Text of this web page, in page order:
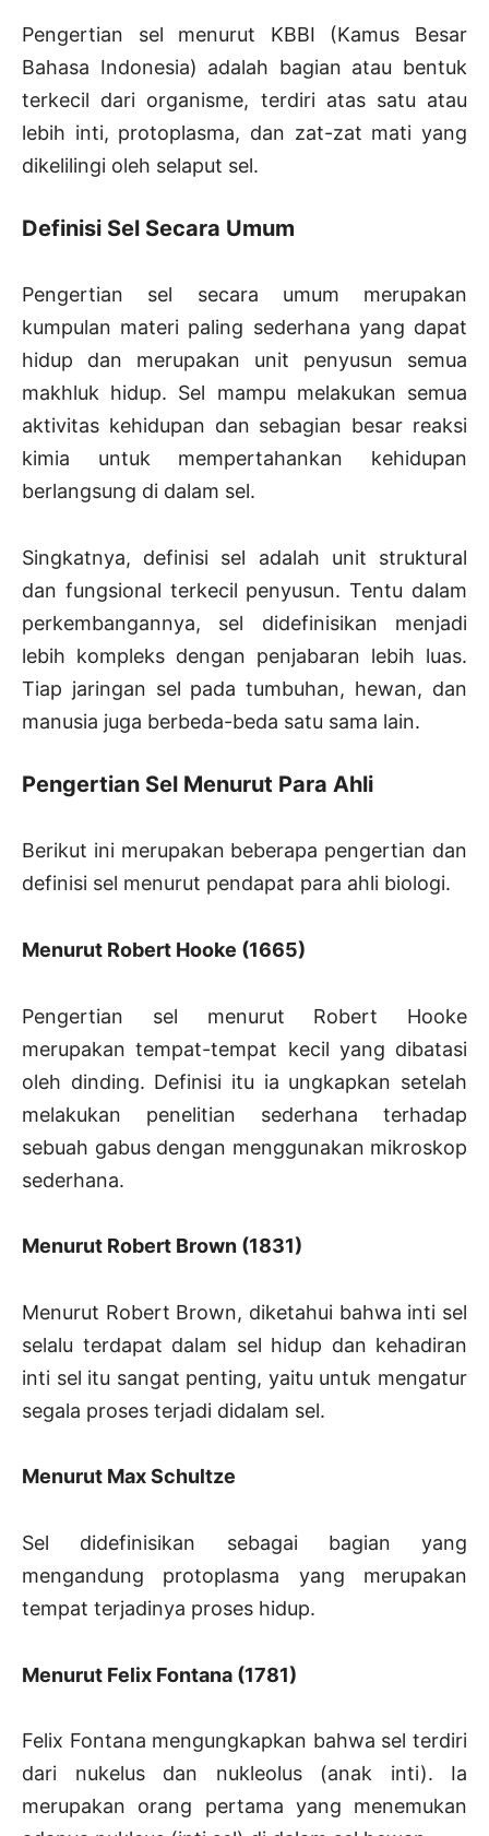
Pengertian sel menurut KBBI (Kamus Besar
Bahasa Indonesia) adalah bagian atau bentuk
terkecil dari organisme, terdiri atas satu atau
lebih inti, protoplasma, dan zat-zat mati yang
dikelilingi oleh selaput sel.
Definisi Sel Secara Umum
Pengertian sel secara umum merupakan
kumpulan materi paling sederhana yang dapat
hidup dan merupakan unit penyusun semua
makhluk hidup. Sel mampu melakukan semua
aktivitas kehidupan dan sebagian besar reaksi
kimia untuk mempertahankan kehidupan
berlangsung di dalam sel.
Singkatnya, definisi sel adalah unit struktural
dan fungsional terkecil penyusun. Tentu dalam
perkembangannya, sel didefinisikan menjadi
lebih kompleks dengan penjabaran lebih luas.
Tiap jaringan sel pada tumbuhan, hewan, dan
manusia juga berbeda-beda satu sama lain.
Pengertian Sel Menurut Para Ahli
Berikut ini merupakan beberapa pengertian dan
definisi sel menurut pendapat para ahli biologi.
Menurut Robert Hooke (1665)
Pengertian sel menurut Robert Hooke
merupakan tempat-tempat kecil yang dibatasi
oleh dinding. Definisi itu ia ungkapkan setelah
melakukan penelitian sederhana terhadap
sebuah gabus dengan menggunakan mikroskop
sederhana.
Menurut Robert Brown (1831)
Menurut Robert Brown, diketahui bahwa inti sel
selalu terdapat dalam sel hidup dan kehadiran
inti sel itu sangat penting, yaitu untuk mengatur
segala proses terjadi didalam sel.
Menurut Max Schultze
Sel didefinisikan sebagai bagian yang
mengandung protoplasma yang merupakan
tempat terjadinya proses hidup.
Menurut Felix Fontana (1781)
Felix Fontana mengungkapkan bahwa sel terdiri
dari nukelus dan nukleolus (anak inti). Ia
merupakan orang pertama yang menemukan